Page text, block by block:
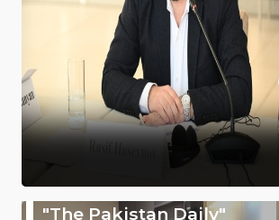
"The Pakistan Daily"